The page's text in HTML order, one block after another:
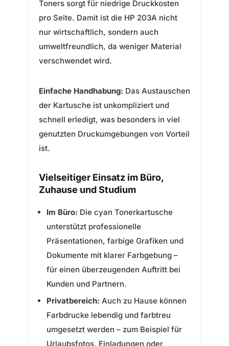
Toners sorgt für niedrige Druckkosten
pro Seite. Damit ist die HP 203A nicht
nur wirtschaftlich, sondern auch
umweltfreundlich, da weniger Material
verschwendet wird.
Einfache Handhabung: Das Austauschen
der Kartusche ist unkompliziert und
schnell erledigt, was besonders in viel
genutzten Druckumgebungen von Vorteil
ist.
Vielseitiger Einsatz im Büro,
Zuhause und Studium
Im Büro: Die cyan Tonerkartusche
unterstützt professionelle
Präsentationen, farbige Grafiken und
Dokumente mit klarer Farbgebung –
für einen überzeugenden Auftritt bei
Kunden und Partnern.
Privatbereich: Auch zu Hause können
Farbdrucke lebendig und farbtreu
umgesetzt werden – zum Beispiel für
Urlaubsfotos, Einladungen oder